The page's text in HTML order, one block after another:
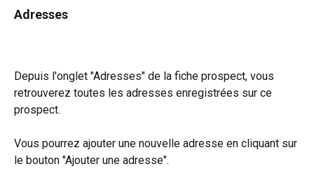
Adresses
Depuis l'onglet "Adresses" de la fiche prospect, vous
retrouverez toutes les adresses enregistrées sur ce
prospect.
Vous pourrez ajouter une nouvelle adresse en cliquant sur
le bouton "Ajouter une adresse".